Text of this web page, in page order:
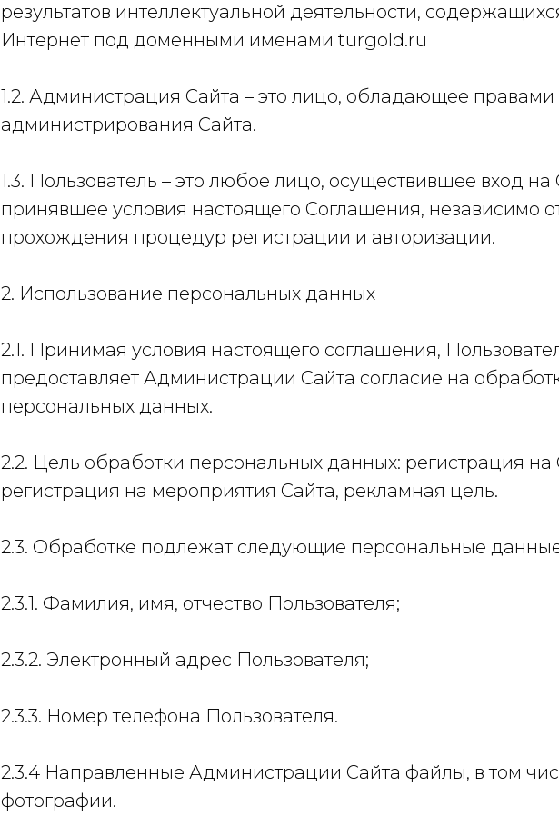
результатов интеллектуальной деятельности,
Интернет под доменными именами turgold.ru
1.2. Администрация Сайта – это лицо, обладающее правами
администрирования Сайта.
1.3. Пользователь – это любое лицо, осуществившее вход на
принявшее условия настоящего Соглашения, независимо
прохождения процедур регистрации и авторизации.
2. Использование персональных данных
2.1. Принимая условия настоящего соглашения,
предоставляет Администрации Сайта согласие на
персональных данных.
2.2. Цель обработки персональных данных: регистрация на
регистрация на мероприятия Сайта, рекламная цель.
2.3. Обработке подлежат следующие персональные
2.3.1. Фамилия, имя, отчество Пользователя;
2.3.2. Электронный адрес Пользователя;
2.3.3. Номер телефона Пользователя.
2.3.4 Направленные Администрации Сайта файлы, в том
фотографии.